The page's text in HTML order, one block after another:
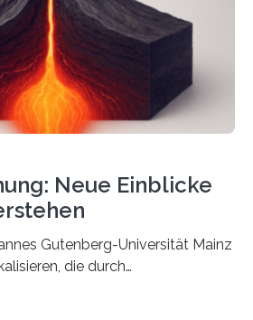
der Intensität des Erdmagnetfelds
konnten sie sich verorten und
Vor einigen Jahren…
Neue Einblicke
Gutenberg-Universität Mainz
die durch
in der Erde darunter? Wo